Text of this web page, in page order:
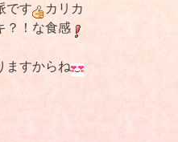
です
カリカ
？！な食感
ますからね